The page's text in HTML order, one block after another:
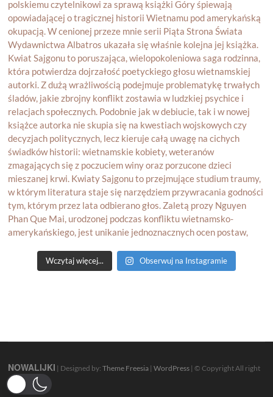
Wczytaj więcej... Obserwuj na Instagramie
NOWALIJKI | Designed by:Theme Freesia |WordPress | © Copyright All right
reserved